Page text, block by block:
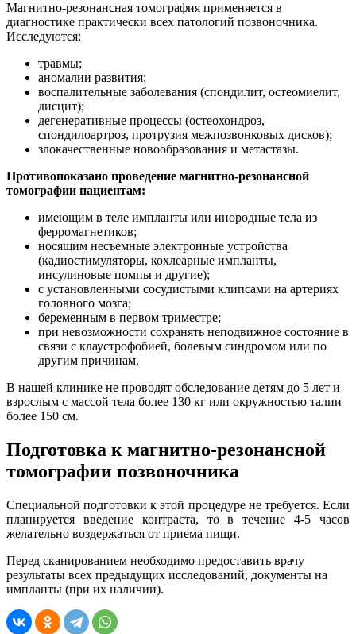
Магнитно-резонансная томография применяется в
диагностике практически всех патологий позвоночника.
Исследуются:
травмы;
аномалии развития;
воспалительные заболевания (спондилит, остеомиелит,
дисцит);
дегенеративные процессы (остеохондроз,
спондилоартроз, протрузия межпозвонковых дисков);
злокачественные новообразования и метастазы.
Противопоказано проведение магнитно-резонансной
томографии пациентам:
имеющим в теле импланты или инородные тела из
ферромагнетиков;
носящим несъемные электронные устройства
(кадиостимуляторы, кохлеарные импланты,
инсулиновые помпы и другие);
с установленными сосудистыми клипсами на артериях
головного мозга;
беременным в первом триместре;
при невозможности сохранять неподвижное состояние в
связи с клаустрофобией, болевым синдромом или по
другим причинам.
В нашей клинике не проводят обследование детям до 5 лет и
взрослым с массой тела более 130 кг или окружностью талии
более 150 см.
Подготовка к магнитно-резонансной
томографии позвоночника
Специальной подготовки к этой процедуре не требуется. Если
планируется введение контраста, то в течение 4-5 часов
желательно воздержаться от приема пищи.
Перед сканированием необходимо предоставить врачу
результаты всех предыдущих исследований, документы на
импланты (при их наличии).